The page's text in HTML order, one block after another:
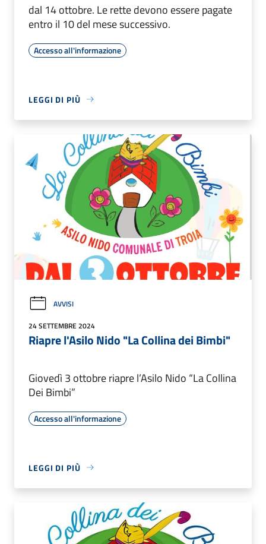
dal 14 ottobre. Le rette devono essere pagate
entro il 10 del mese successivo.
Accesso all'informazione
LEGGI DI PIÙ
AVVISI
24 SETTEMBRE 2024
Riapre l'Asilo Nido "La Collina dei Bimbi"
Giovedì 3 ottobre riapre l’Asilo Nido “La Collina
Dei Bimbi”
Accesso all'informazione
LEGGI DI PIÙ